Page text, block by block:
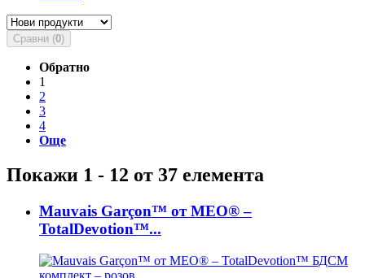
Сравни (0)
Обратно
1
2
3
4
Още
Покажи 1 - 12 от 37 елемента
Mauvais Garçon™ от MEO® –
TotalDevotion™...